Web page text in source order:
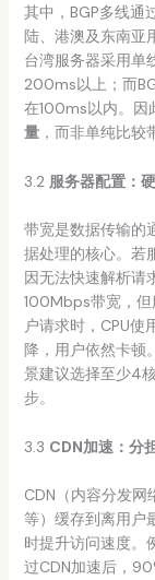
其中，BGP多线通
陆、港澳及东南亚
台湾服务器采用单
200ms以上；而
在100ms以内。因
量，而非单纯比较
3.2 服务器配置：
带宽是数据传输的
据处理的核心。若
因无法快速解析请
100Mbps带宽，
户请求时，CPU使
降，用户依然卡顿
景建议选择至少4
步。
3.3 CDN加速：分
CDN（内容分发网
等）缓存到离用户
时提升访问速度。
过CDN加速后，